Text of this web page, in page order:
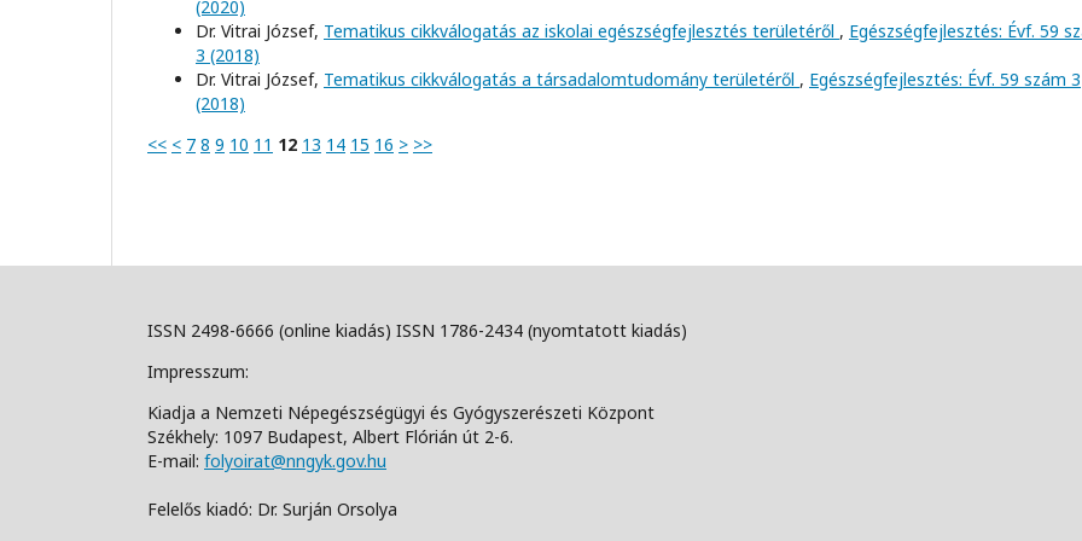
(2020)
Dr. Vitrai József, Tematikus cikkválogatás az iskolai egészségfejlesztés területéről , Egészségfejlesztés: Évf. 59
3 (2018)
Dr. Vitrai József, Tematikus cikkválogatás a társadalomtudomány területéről , Egészségfejlesztés: Évf. 59 szám 3
(2018)
<< < 7 8 9 10 11 12 13 14 15 16 > >>
ISSN 2498-6666 (online kiadás) ISSN 1786-2434 (nyomtatott kiadás)
Impresszum:
Kiadja a Nemzeti Népegészségügyi és Gyógyszerészeti Központ
Székhely: 1097 Budapest, Albert Flórián út 2-6.
E-mail: folyoirat@nngyk.gov.hu
Felelős kiadó: Dr. Surján Orsolya